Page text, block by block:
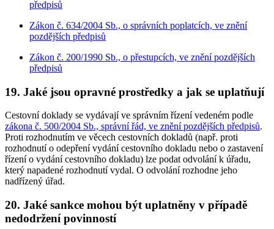
předpisů
Zákon č. 634/2004 Sb., o správních poplatcích, ve znění
pozdějších předpisů
Zákon č. 200/1990 Sb., o přestupcích, ve znění pozdějších
předpisů
19. Jaké jsou opravné prostředky a jak se uplatňují
Cestovní doklady se vydávají ve správním řízení vedeném podle
zákona č. 500/2004 Sb., správní řád, ve znění pozdějších předpisů.
Proti rozhodnutím ve věcech cestovních dokladů (např. proti
rozhodnutí o odepření vydání cestovního dokladu nebo o zastavení
řízení o vydání cestovního dokladu) lze podat odvolání k úřadu,
který napadené rozhodnutí vydal. O odvolání rozhodne jeho
nadřízený úřad.
20. Jaké sankce mohou být uplatněny v případě
nedodržení povinností